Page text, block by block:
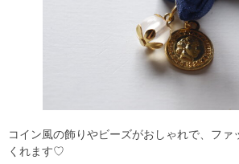
コイン風の飾りやビーズがおしゃれで、ファ
くれます♡